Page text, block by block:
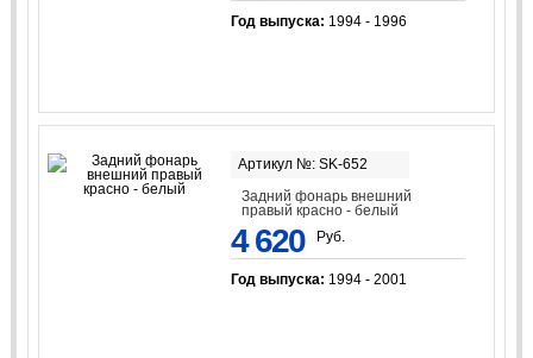
Год выпуска: 1994 - 1996
Артикул №: SK-652
Задний фонарь внешний
правый красно - белый
4 620 Руб.
Год выпуска: 1994 - 2001